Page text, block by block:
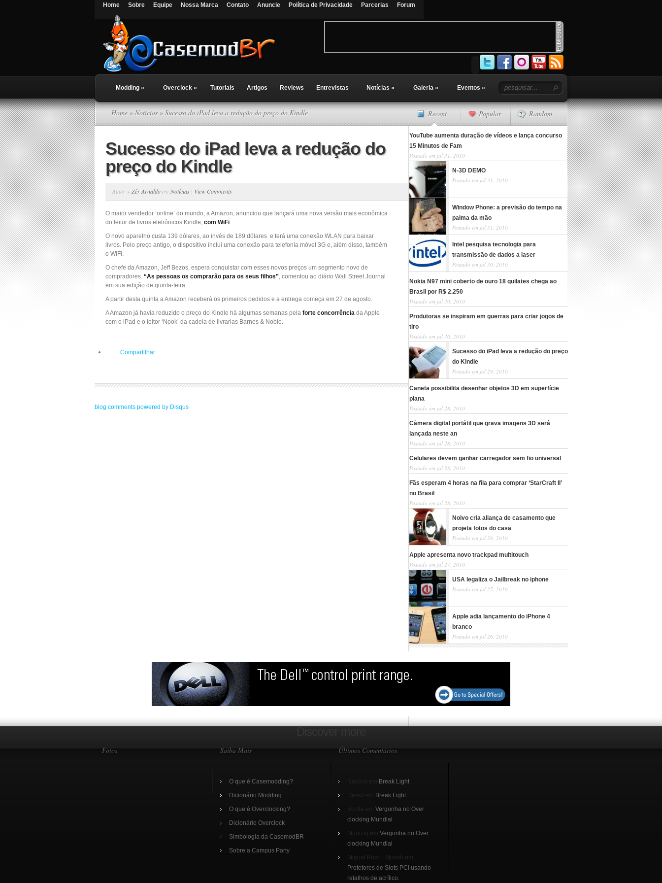
Home Sobre Equipe Nossa Marca Contato Anuncie Política de Privacidade Parcerias Forum
Modding » Overclock » Tutoriais Artigos Reviews Entrevistas Notícias » Galeria » Eventos »
Home » Notícias» Sucesso do iPad leva a redução do preço do Kindle
Sucesso do iPad leva a redução do
preço do Kindle
Autor » Zêr Arnaldoem Notícias | View Comments
O maior vendedor ‘online’ do mundo, a Amazon, anunciou que lançará uma nova versão mais econômica
do leitor de livros eletrônicos Kindle, com WiFi.
O novo aparelho custa 139 dólares, ao invés de 189 dólares e terá uma conexão WLAN para baixar
livros. Pelo preço antigo, o dispositivo inclui uma conexão para telefonía móvel 3G e, além disso, também
o WiFi.
O chefe da Amazon, Jeff Bezos, espera conquistar com esses novos preços um segmento novo de
compradores. “As pessoas os comprarão para os seus filhos”, comentou ao diário Wall Street Journal
em sua edição de quinta-feira.
A partir desta quinta a Amazon receberá os primeiros pedidos e a entrega começa em 27 de agosto.
A Amazon já havia reduzido o preço do Kindle há algumas semanas pela forte concorrência da Apple
com o iPad e o leitor ‘Nook’ da cadeia de livrarias Barnes & Noble.
Compartilhar
blog comments powered by Disqus
Recent Popular Random
YouTube aumenta duração de vídeos e lança concurso
15 Minutos de Fam
Postado em jul 31, 2010
N-3D DEMO
Postado em jul 31, 2010
Window Phone: a previsão do tempo na
palma da mão
Postado em jul 31, 2010
Intel pesquisa tecnologia para
transmissão de dados a laser
Postado em jul 30, 2010
Nokia N97 mini coberto de ouro 18 quilates chega ao
Brasil por R$ 2.250
Postado em jul 30, 2010
Produtoras se inspiram em guerras para criar jogos de
tiro
Postado em jul 30, 2010
Sucesso do iPad leva a redução do preço
do Kindle
Postado em jul 29, 2010
Caneta possibilita desenhar objetos 3D em superfície
plana
Postado em jul 28, 2010
Câmera digital portátil que grava imagens 3D será
lançada neste an
Postado em jul 28, 2010
Celulares devem ganhar carregador sem fio universal
Postado em jul 28, 2010
Fãs esperam 4 horas na fila para comprar ‘StarCraft II’
no Brasil
Postado em jul 28, 2010
Noivo cria aliança de casamento que
projeta fotos do casa
Postado em jul 28, 2010
Apple apresenta novo trackpad multitouch
Postado em jul 27, 2010
USA legaliza o Jailbreak no iphone
Postado em jul 27, 2010
Apple adia lançamento do iPhone 4
branco
Postado em jul 26, 2010
Fotos Saiba Mais
O que é Casemodding?
Dicionário Modding
O que é Overclocking?
Dicionário Overclock
Simbologia da CasemodBR
Sobre a Campus Party
Últimos Comentários
Break Light
Break Light
Scotta em Vergonha no Over
clocking Mundial
Munizig em Vergonha no Over
clocking Mundial
Miguel Povh | Mpovh em
Protetores de Slots PCI usando
retalhos de acrílico.